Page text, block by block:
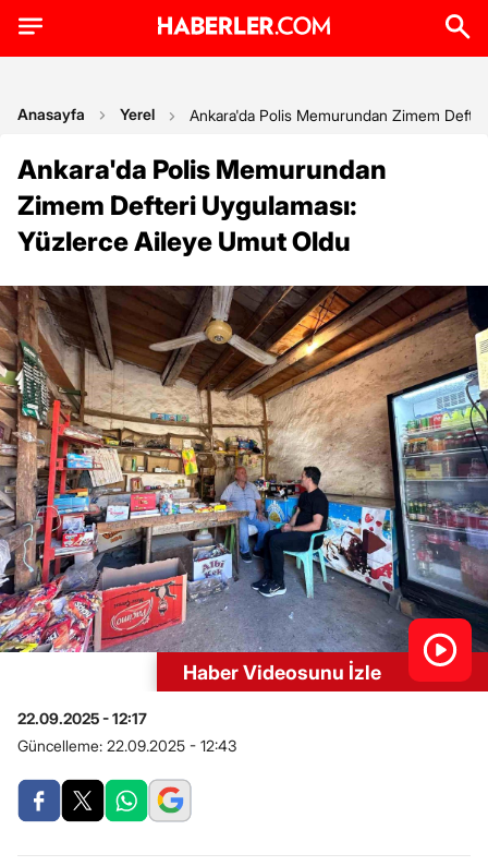
Anasayfa Yerel Ankara'da Polis Memurundan Zimem
Ankara'da Polis Memurundan
Zimem Defteri Uygulaması:
Yüzlerce Aileye Umut Oldu
Haber Videosunu İzle
22.09.2025 - 12:17
Güncelleme: 22.09.2025 - 12:43